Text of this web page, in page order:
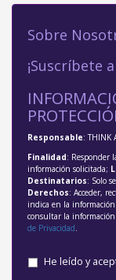
Sobre
¡Suscríbete
Responsable: THINK
Finalidad: Responder
información solicitada;
Destinatarios: Solo
Derechos: Acceder,
indica en la
consultar la
de Privacidad.
He leído y